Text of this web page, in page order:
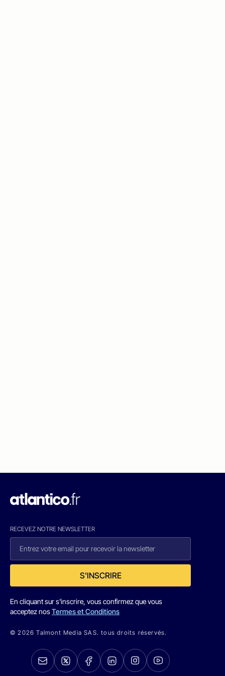
RECEVEZ NOTRE NEWSLETTER
S'INSCRIRE
En cliquant sur s'inscrire, vous confirmez que vous
acceptez nosTermes et Conditions
© 2026 Talmont Media SAS. tous droits réservés.